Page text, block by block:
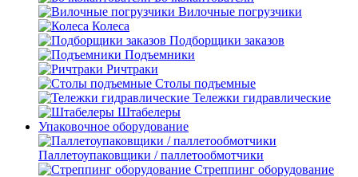
Вилочные погрузчики
Колеса
Подборщики заказов
Подъемники
Ричтраки
Столы подъемные
Тележки гидравлические
Штабелеры
Упаковочное оборудование
Паллетоупаковщики / паллетообмотчики
Стреппинг оборудование